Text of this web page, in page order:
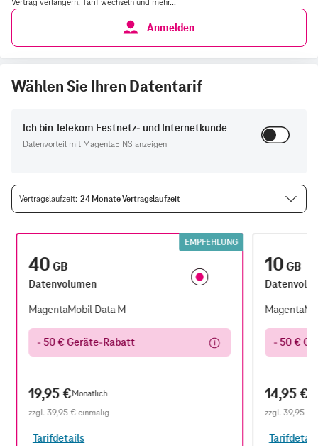
Anmelden
Wählen Sie Ihren Datentarif
Ich bin Telekom Festnetz- und Internetkunde
Datenvorteil mit MagentaEINS anzeigen
Vertragslaufzeit 24 Monate Vertragslaufzeit
EMPFEHLUNG
40GB
Datenvolumen
MagentaMobil Data M
- 50 € Geräte-Rabatt
19,95 €Monatlich
zzgl. 39,95 €einmalig
Tarifdetails
10GB
- 50 €
14,95 €
zzgl. 39,95 €